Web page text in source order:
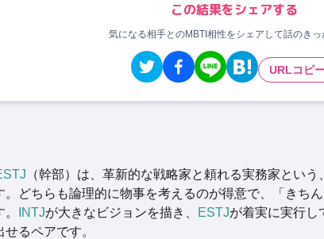
この結果をシェアする
気になる相手とのMBTI相性をシェアして話のきっ
URLコピ
（幹部）は、革新的な戦略家と頼れる実務家とい
。どちらも論理的に物事を考えるのが得意で、「きち
INTJが大きなビジョンを描き、 ESTJが着実に実行し
るペアです。